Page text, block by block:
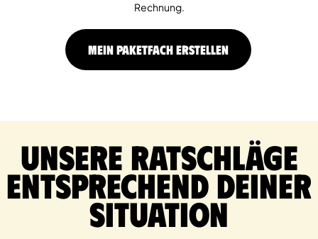
Rechnung.
MEIN PAKETFACH ERSTELLEN
Unsere Ratschläge
entsprechend deiner
Situation